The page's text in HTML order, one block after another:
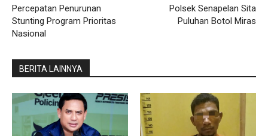
Percepatan Penurunan
Stunting Program Prioritas
Nasional
Polsek Senapelan Sita
Puluhan Botol Miras
BERITA LAINNYA